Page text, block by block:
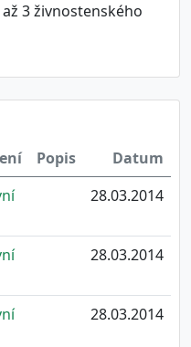
3 živnostenského
Popis
Datum
28.03.2014
28.03.2014
28.03.2014